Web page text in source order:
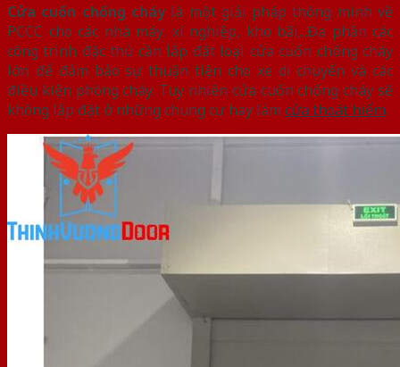
Cửa cuốn chống cháylà một giải pháp thông minh về
PCCC cho các nhà máy, xí nghiệp, kho bãi,..Đa phần các
công trình đặc thù cần lắp đặt loại cửa cuốn chống cháy
lớn để đảm bảo sự thuận tiện cho xe di chuyển và các
điều kiện phòng cháy. Tuy nhiên cửa cuốn chống cháy sẽ
không lắp đặt ở những chung cư hay làm cửa thoát hiểm.